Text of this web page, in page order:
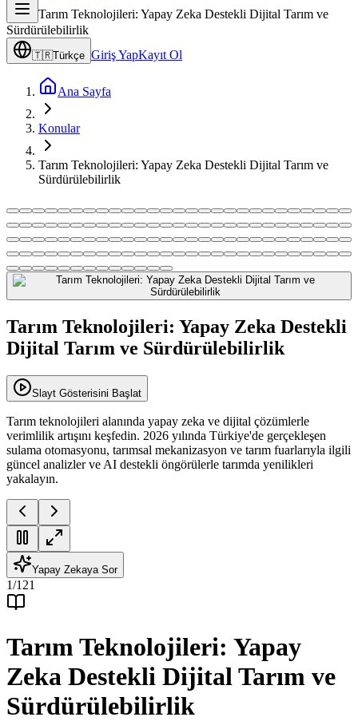
Tarım Teknolojileri: Yapay Zeka Destekli Dijital Tarım ve
Sürdürülebilirlik
🇹🇷Türkçe Giriş YapKayıt Ol
Ana Sayfa
Konular
Tarım Teknolojileri: Yapay Zeka Destekli Dijital Tarım ve
Sürdürülebilirlik
Tarım Teknolojileri: Yapay Zeka Destekli
Dijital Tarım ve Sürdürülebilirlik
Slayt Gösterisini Başlat
Tarım teknolojileri alanında yapay zeka ve dijital çözümlerle
verimlilik artışını keşfedin. 2026 yılında Türkiye'de gerçekleşen
sulama otomasyonu, tarımsal mekanizasyon ve tarım fuarlarıyla ilgili
güncel analizler ve AI destekli öngörülerle tarımda yenilikleri
yakalayın.
Yapay Zekaya Sor
1/121
Tarım Teknolojileri: Yapay
Zeka Destekli Dijital Tarım ve
Sürdürülebilirlik